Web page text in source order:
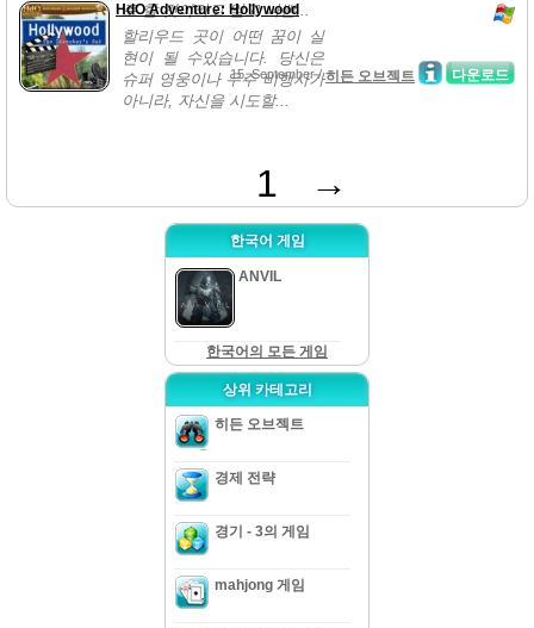
로 할 것이라고 알고 나쁜...
HdO Adventure: Hollywood
할리우드 곳이 어떤 꿈이 실
현이 될 수있습니다. 당신은
슈퍼 영웅이나 우주 비행사가
아니라, 자신을 시도할...
다운로드
15, September /히든 오브젝트
1 →
한국어 게임
ANVIL
한국어의 모든 게임
상위 카테고리
히든 오브젝트
경제 전략
경기 - 3의 게임
mahjong 게임